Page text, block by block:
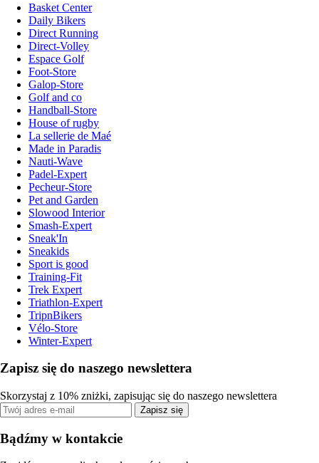
Basket Center
Daily Bikers
Direct Running
Direct-Volley
Espace Golf
Foot-Store
Galop-Store
Golf and co
Handball-Store
House of rugby
La sellerie de Maé
Made in Paradis
Nauti-Wave
Padel-Expert
Pecheur-Store
Pet and Garden
Slowood Interior
Smash-Expert
Sneak'In
Sneakids
Sport is good
Training-Fit
Trek Expert
Triathlon-Expert
TripnBikers
Vélo-Store
Winter-Expert
Zapisz się do naszego newslettera
Skorzystaj z 10% zniżki, zapisując się do naszego newslettera
Zapisz się
Bądźmy w kontakcie